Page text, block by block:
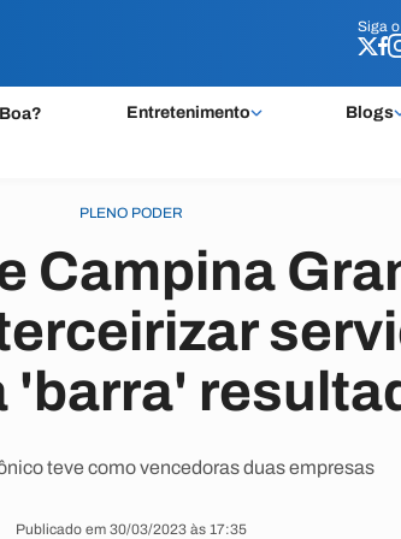
Siga o
Entretenimento Blogs
Siga o
PLENO PODER
Campina
'barra'
teve como vencedoras duas empresas
Publicado em 30/03/2023 às 17:35